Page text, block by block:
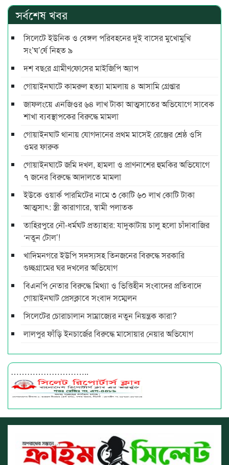
সর্বশেষ খবর
সিলেটে ইউনিক ও বেঙ্গল পরিবহনের দুই বাসের মুখোমুখি
সং’ঘ’র্ষে নিহত ৯
দশ বছ‌রে গ্রামীণ‌ফো‌সের মাইজিপি অ্যাপ
গোয়াইনঘাটে কামরুল হত্যা মামলায় ৪ আসামি গ্রেপ্তার
জাফলংয়ে এনজিওর ৬৪ লাখ টাকা আত্মসাতের অভিযোগে সাবেক
শাখা ব্যবস্থাপকের বিরুদ্ধে মামলা
গোয়াইনঘাট থানায় যোগদানের প্রথম মাসেই রেঞ্জের শ্রেষ্ঠ ওসি
ওমর ফারুক
গোয়াইনঘাটে জমি দখল, হামলা ও প্রাণনাশের হুমকির অভিযোগে
৭ জনের বিরুদ্ধে আদালতে মামলা
ইউকে ওয়ার্ক পারমিটের নামে ৩ কোটি ৬০ লাখ কোটি টাকা
আত্মসাৎ: স্ত্রী কারাগারে, স্বামী পলাতক
তাহিরপুরে নৌ-ধর্মঘট প্রত্যাহার: যাদুকাটায় চালু হলো চাঁদাবাজির
‘নতুন টোল’!
খাদিমনগরে ইউপি সদস্যসহ তিনজনের বিরুদ্ধে সরকারি
গুচ্ছগ্রামের ঘর দখলের অভিযোগ
বিএনপি নেতার বিরুদ্ধে মিথ্যা ও ভিত্তিহীন সংবাদের প্রতিবাদে
গোয়াইনঘাট প্রেসক্লাবে সংবাদ সম্মেলন
সিলেটের চোরাচালান সাম্রাজ্যের নতুন নিয়ন্ত্রক কারা?
লালপুর ফাঁড়ি ইনচার্জের বিরুদ্ধে মাসোয়ার নেয়ার অভিযোগ
………………………..